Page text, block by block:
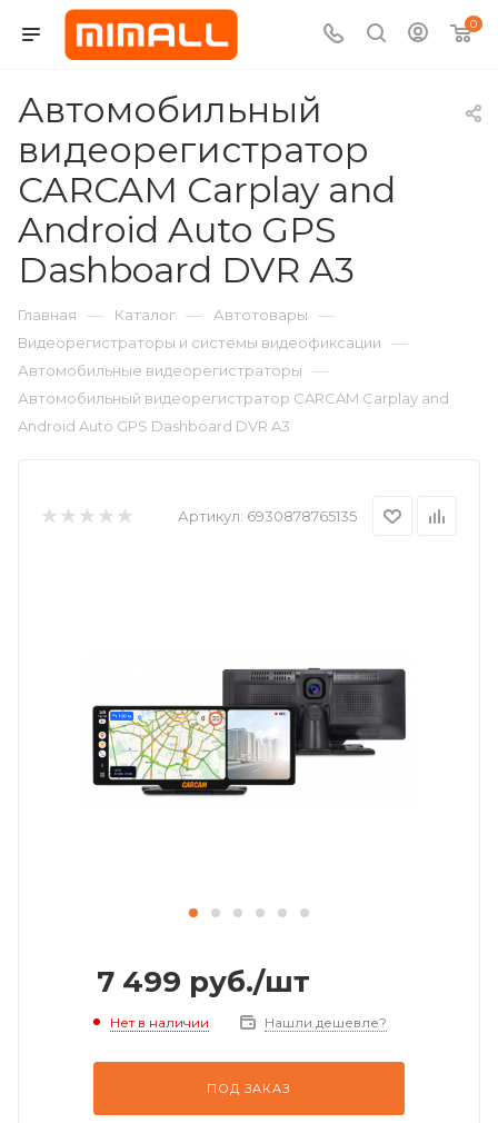
0
Автомобильный
видеорегистратор
CARCAM Carplay and
Android Auto GPS
Dashboard DVR A3
Главная — Каталог — Автотовары —
Видеорегистраторы и системы видеофиксации —
Автомобильные видеорегистраторы —
Автомобильный видеорегистратор CARCAM Carplay and
Android Auto GPS Dashboard DVR A3
Артикул: 6930878765135
7 499 руб./шт
Нет в наличии Нашли дешевле?
ПОД ЗАКАЗ